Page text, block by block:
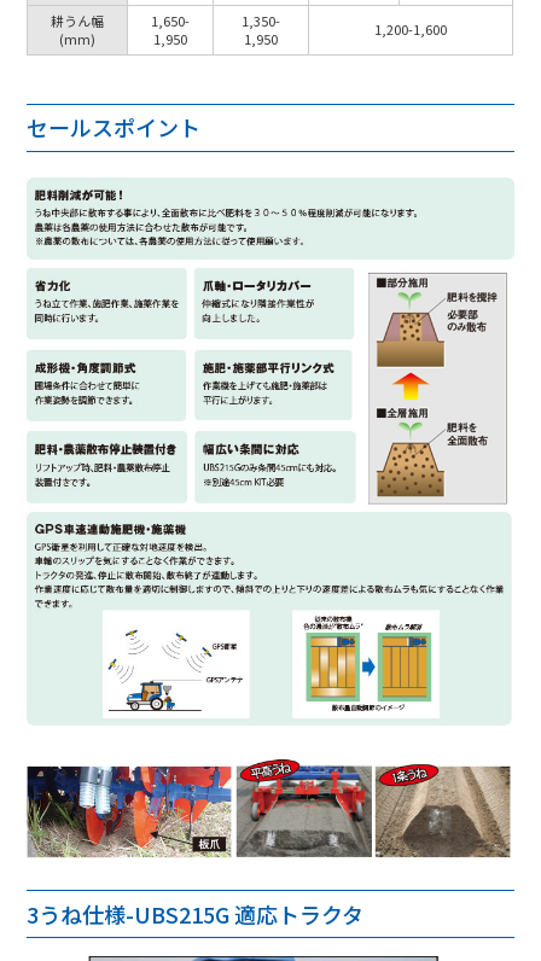
耕うん幅
(mm)
1,650-
1,950
1,350-
1,950
1,200-1,600
セールスポイント
3うね仕様-UBS215G 適応トラクタ